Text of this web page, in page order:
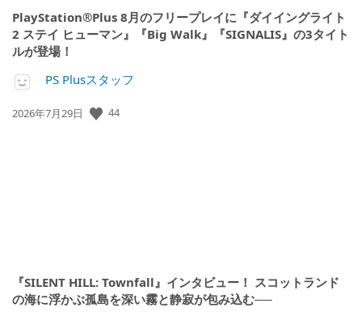
PlayStation®Plus 8月のフリープレイに『ダイイングライト
2 ステイ ヒューマン』『Big Walk』『SIGNALIS』の3タイト
ルが登場！
PS Plusスタッフ
公
2026年7月29日 44
『SILENT HILL: Townfall』インタビュー！ スコットランド
の海に浮かぶ孤島を深い霧と静寂が包み込む──